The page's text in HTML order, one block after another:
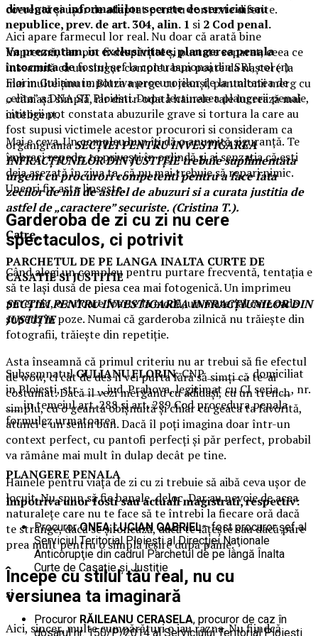
divulgarea informatiilor secrete de serviciu sau
nepublice, prev. de art. 304, alin. 1 si 2 Cod penal.
Va prezentam, in exclusivitate, plangerea penala
intocmita defostul șef la contraspionaj din SRI, col (r)
Florin Gulianu impotriva procurorilor de la unitatea de
„elita” a DNA ST Ploiesti. Dupa lecturarea plangerii penale,
cititorii pot constata abuzurile grave si tortura la care au
fost supusi victimele acestor procurori si consideram ca
organigramaSECŢIEI PENTRU INVESTIGAREA
INFRACŢIUNILOR DIN JUSTIŢIE trebuie suplimentata
urgent cu procurori competenti pentru a face fata
zecilor de mii de astfel de abuzuri si a curata justitia de
astfel de „caractere” securiste. (Cristina T.).
Catre,
PARCHETUL DE PE LANGA INALTA CURTE DE
CASATIE SI JUSTITIE
SECŢIEI PENTRU INVESTIGAREA INFRACŢIUNILOR DIN
JUSTIŢIE
SubsemnatulGULIANU FLORIN, CNP ________, domiciliat
in Ploiesti, str. ____, jud. Prahova, legitimat cu CI seria __, nr.
___ in temeiul art. 288 si art. 289 Cod procedura penala
formulez urmatoarea
PLANGERE PENALA
Impotriva unor fosti sau actuali magistrati, respectiv:
ProcurorONEA LUCIAN GABRIEL– fost procuror şef al
Serviciul Teritorial Ploieşti al Direcţiei Naţionale
Anticorupţie din cadrul Parchetul de pe lângă Înalta
Curte de Casaţie şi Justiţie
si
Procuror RĂILEANU CERASELA, procuror de caz în
dosarul nr. 150/P/2014 al Serviciului Teritorial Ploieşti
coerentă și ușor de adaptat pentru contexte diferite.
Aici apare farmecul lor real. Nu doar că arată bine
împreună, dar pot fi despărțite și purtate separat, ceea ce
înseamnă că un singur compleu bun poate da naștere la
mai multe ținute. Bluza merge cu jeanși, pantalonii merg cu
o cămașă simplă, iar dintr-odată hainele tale lucrează mai
inteligent.
Mai e ceva. Un compleu bun îți dă o anumită siguranță. Te
îmbraci repede, te privești în oglindă și ai senzația că ești
deja așezată în ziua ta, că nu mai trebuie să repari nimic.
Uneori fix asta lipsește.
Garderoba de zi cu zi nu cere
spectaculos, ci potrivit
Când alegi un compleu pentru purtare frecventă, tentația e
să te lași dusă de piesa cea mai fotogenică. Un imprimeu
puternic, o culoare foarte la modă, un material care cade
superb în poze. Numai că garderoba zilnică nu trăiește din
fotografii, trăiește din repetiție.
Asta înseamnă că primul criteriu nu ar trebui să fie efectul
de wow, ci cât de des îl vei purta fără să simți că te-ai
costumat. Dacă îl vezi mergând cu adidași, cu un trench
simplu, cu o geantă obișnuită și chiar cu geaca ta favorită,
atunci e un semn bun. Dacă îl poți imagina doar într-un
context perfect, cu pantofi perfecți și păr perfect, probabil
va rămâne mai mult în dulap decât pe tine.
Hainele pentru viața de zi cu zi trebuie să aibă ceva ușor de
locuit. Nu spun să fie banale, deloc. Dar au nevoie de acea
naturalețe care nu te face să te întrebi la fiecare oră dacă
te strânge, dacă se șifonează, dacă te lățește sau dacă pare
prea mult pentru o simplă ieșire după pâine.
Începe cu stilul tău real, nu cu
versiunea ta imaginară
Aici, sincer, multe cumpărături o iau razna. Nu fiindcă